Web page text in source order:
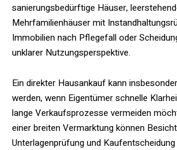
sanierungsbedürftige Häuser,
Mehrfamilienhäuser mit
Immobilien nach Pflegefall oder
unklarer Nutzungsperspektive.
Ein direkter Hausankauf kann
werden, wenn Eigentümer schnelle
lange Verkaufsprozesse vermeiden
einer breiten Vermarktung können
Unterlagenprüfung und